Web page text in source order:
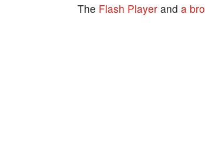
The Flash Player and a